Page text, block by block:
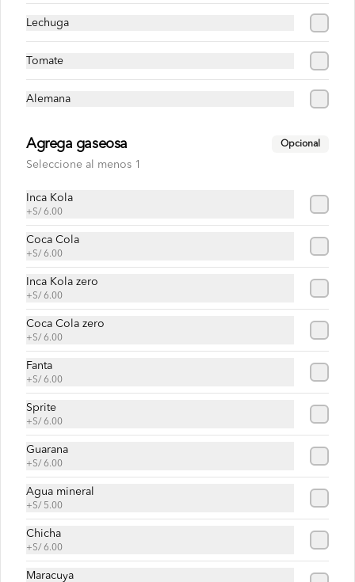
deshilachado, cremas , ensaladas, papas
lechón,  cremas , ensaladas, papas al hilo
Pan roseta o yema, milanesa de pollo,
Pan roseta o yema, pavo, chuleta, cremas
, ensaladas, papas al hilo a elección.
Pan roseta o yema, pavo, pollo
deshilachado, cremas , ensaladas, papas
Lechuga
Tomate
Alemana
Agrega gaseosa Opcional
Seleccione al menos 1
Inca Kola
+S/ 6.00
Coca Cola
+S/ 6.00
Inca Kola zero
+S/ 6.00
Coca Cola zero
+S/ 6.00
Fanta
+S/ 6.00
Sprite
+S/ 6.00
Guarana
+S/ 6.00
Agua mineral
+S/ 5.00
Chicha
+S/ 6.00
Maracuya